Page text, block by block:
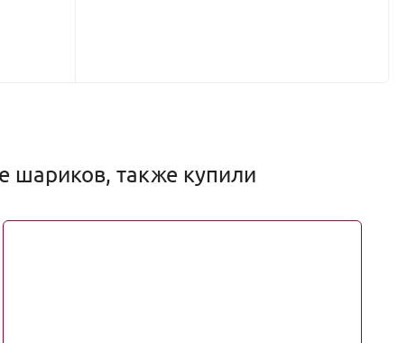
шариков, также купили